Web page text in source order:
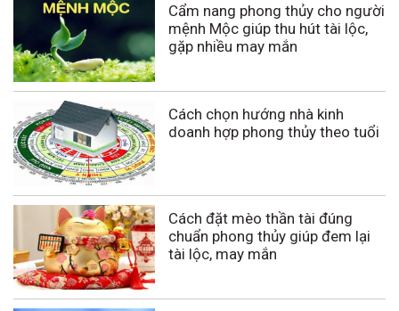
Cẩm nang phong thủy cho người
mệnh Mộc giúp thu hút tài lộc,
gặp nhiều may mắn
Cách chọn hướng nhà kinh
doanh hợp phong thủy theo tuổi
Cách đặt mèo thần tài đúng
chuẩn phong thủy giúp đem lại
tài lộc, may mắn